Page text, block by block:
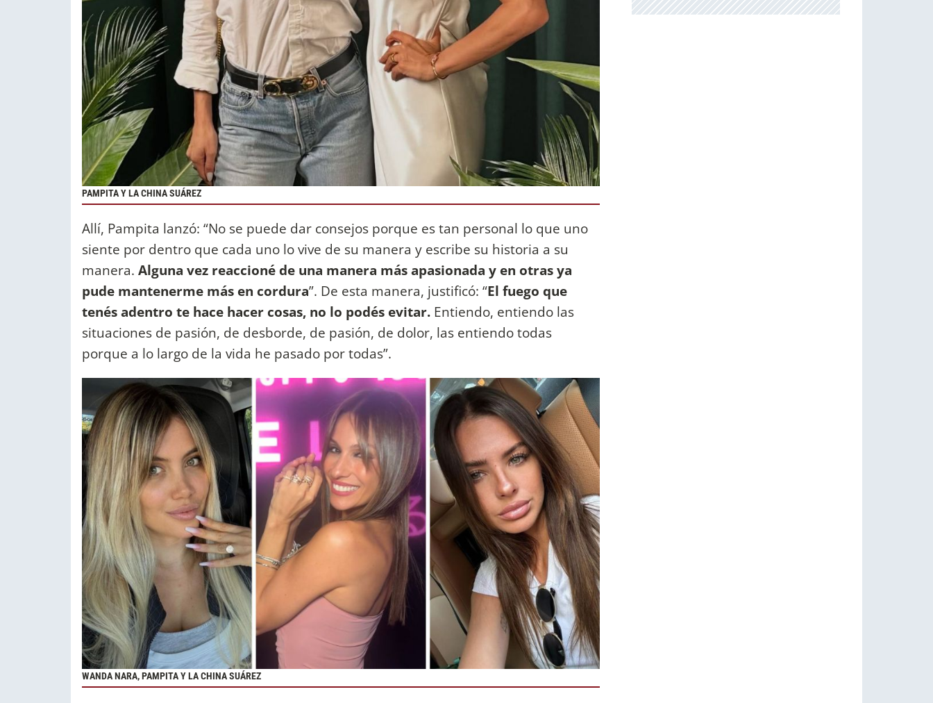
PAMPITA Y LA CHINA SUÁREZ
Allí, Pampita lanzó: “No se puede dar consejos porque es tan personal lo que uno
siente por dentro que cada uno lo vive de su manera y escribe su historia a su
manera. Alguna vez reaccioné de una manera más apasionada y en otras ya
pude mantenerme más en cordura”. De esta manera, justificó: “El fuego que
tenés adentro te hace hacer cosas, no lo podés evitar. Entiendo, entiendo las
situaciones de pasión, de desborde, de pasión, de dolor, las entiendo todas
porque a lo largo de la vida he pasado por todas”.
WANDA NARA, PAMPITA Y LA CHINA SUÁREZ